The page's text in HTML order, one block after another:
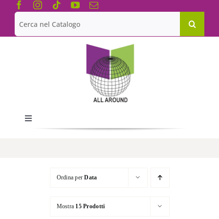
Salta
contenuto
Cerca
per:
Toggle
Navigation
Le CollaneOrdina perData
Mostra 15 Prodotti